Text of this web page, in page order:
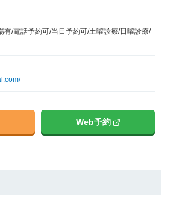
有/電話予約可/当日予約可/土曜診療/日曜診療/
Web予約